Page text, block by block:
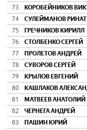
73
КОРОБЕЙНИКОВ
74
СУЛЕЙМАНОВ РИНАТ
75
ГРЕЧНИКОВ КИРИЛЛ
76
СТОЛБЕНКО СЕРГЕЙ
77
ПРОЛЕТОВ АНДРЕЙ
78
СУВОРОВ СЕРГЕЙ
79
КРЫЛОВ ЕВГЕНИЙ
80
КАШЛАКОВ
81
МАТВЕЕВ АНАТОЛИЙ
82
ЧЕРНЕГА АНДРЕЙ
83
ПАШИН ЮРИЙ